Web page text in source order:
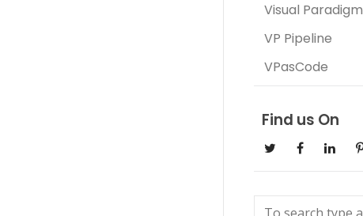
Visual Paradigm
VP Pipeline
VPasCode
Find us On